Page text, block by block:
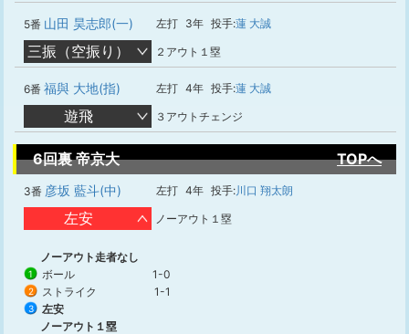
5番 山田 昊志郎(一) 左打 3年 投手:蓮 大誠
三振（空振り） ２アウト１塁
6番 福與 大地(指) 左打 4年 投手:蓮 大誠
遊飛 ３アウトチェンジ
6回裏 帝京大 TOPへ
3番 彦坂 藍斗(中) 左打 4年 投手:川口 翔太朗
左安 ノーアウト１塁
ノーアウト走者なし
1 ボール 1-0
2 ストライク 1-1
3
左安
ノーアウト１塁